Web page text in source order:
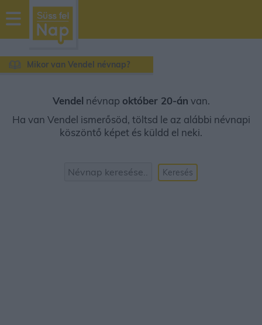
sussfelnap.hu
időjárás
Mikor van Vendel névnap?
Vendel névnap október 20-án van.
Ha van Vendel ismerősöd, töltsd le az alábbi névnapi
köszöntő képet és küldd el neki.
Keresés